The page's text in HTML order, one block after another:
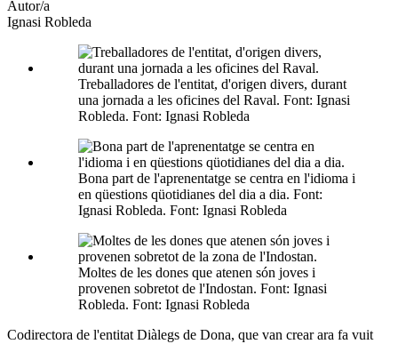
Autor/a
Ignasi Robleda
Treballadores de l'entitat, d'origen divers, durant
una jornada a les oficines del Raval. Font: Ignasi
Robleda. Font: Ignasi Robleda
Bona part de l'aprenentatge se centra en l'idioma i
en qüestions qüotidianes del dia a dia. Font:
Ignasi Robleda. Font: Ignasi Robleda
Moltes de les dones que atenen són joves i
provenen sobretot de l'Indostan. Font: Ignasi
Robleda. Font: Ignasi Robleda
Codirectora de l'entitat Diàlegs de Dona, que van crear ara fa vuit